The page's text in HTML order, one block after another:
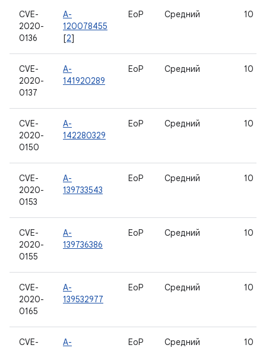
CVE-
2020-
0136
A-
120078455
[2]
EoP Средний 10
CVE-
2020-
0137
A-
141920289
EoP Средний 10
CVE-
2020-
0150
A-
142280329
EoP Средний 10
CVE-
2020-
0153
A-
139733543
EoP Средний 10
CVE-
2020-
0155
A-
139736386
EoP Средний 10
CVE-
2020-
0165
A-
139532977
EoP Средний 10
CVE-
A-
EoP Средний 10